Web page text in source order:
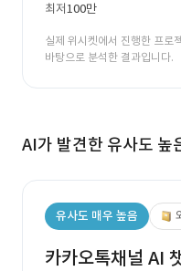
최저100만
실제 위시켓에서 진행한 프로
바탕으로 분석한 결과입니다.
AI가 발견한 유사도 높
유사도 매우 높음
카카오톡채널 AI